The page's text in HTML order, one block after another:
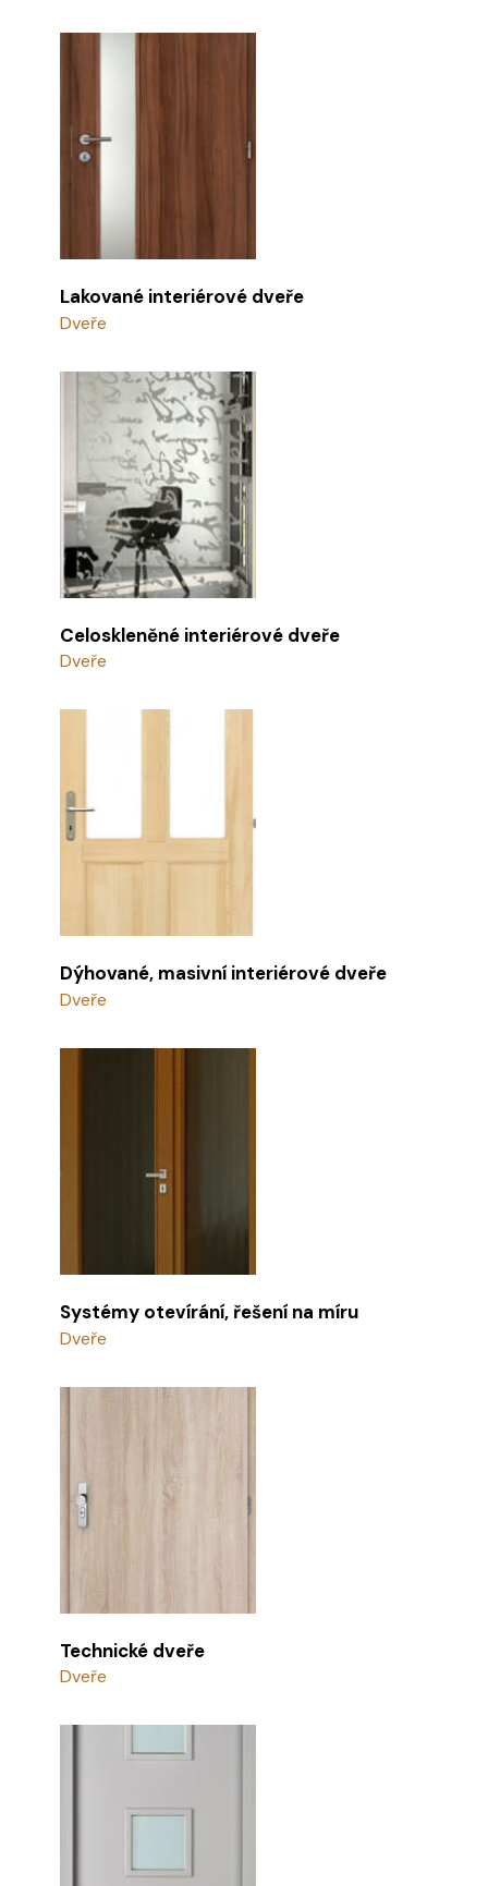
Lakované interiérové dveře
Dveře
Celoskleněné interiérové dveře
Dveře
Dýhované, masivní interiérové dveře
Dveře
Systémy otevírání, řešení na míru
Dveře
Technické dveře
Dveře